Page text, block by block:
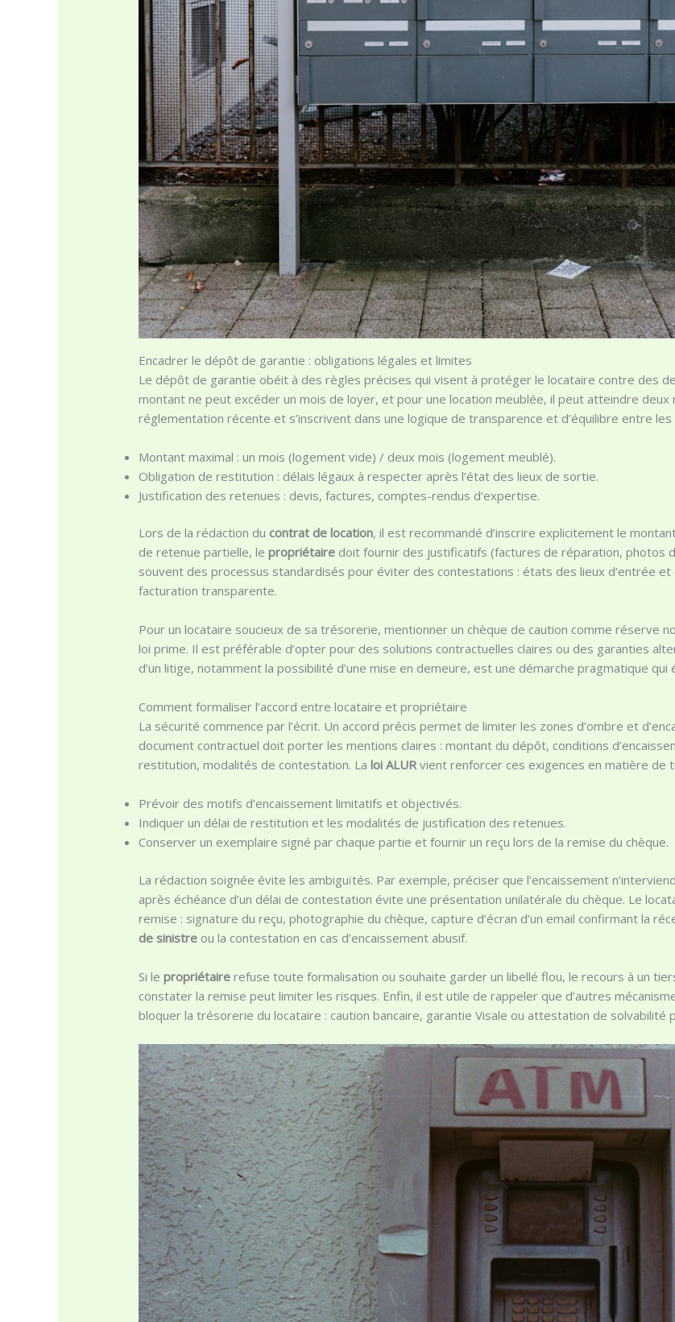
Encadrer le dépôt de garantie : obligations légales et limites
Le dépôt de garantie obéit à des règles précises qui visent à protéger le locataire contre des
montant ne peut excéder un mois de loyer, et pour une location meublée, il peut atteindre deux
réglementation récente et s’inscrivent dans une logique de transparence et d’équilibre entre
Montant maximal : un mois (logement vide) / deux mois (logement meublé).
Obligation de restitution : délais légaux à respecter après l’état des lieux de sortie.
Justification des retenues : devis, factures, comptes-rendus d’expertise.
Lors de la rédaction ducontrat de location, il est recommandé d’inscrire explicitement le
de retenue partielle, lepropriétaire doit fournir des justificatifs (factures de réparation, photos
souvent des processus standardisés pour éviter des contestations : états des lieux d’entrée
facturation transparente.
Pour un locataire soucieux de sa trésorerie, mentionner un chèque de caution comme réserve
loi prime. Il est préférable d’opter pour des solutions contractuelles claires ou des garanties
d’un litige, notamment la possibilité d’une mise en demeure, est une démarche pragmatique
Comment formaliser l’accord entre locataire et propriétaire
La sécurité commence par l’écrit. Un accord précis permet de limiter les zones d’ombre et
document contractuel doit porter les mentions claires : montant du dépôt, conditions
restitution, modalités de contestation. Laloi ALURvient renforcer ces exigences en matière de
Prévoir des motifs d’encaissement limitatifs et objectivés.
Indiquer un délai de restitution et les modalités de justification des retenues.
Conserver un exemplaire signé par chaque partie et fournir un reçu lors de la remise du chèque.
La rédaction soignée évite les ambiguïtés. Par exemple, préciser que l’encaissement
après échéance d’un délai de contestation évite une présentation unilatérale du chèque. Le
remise : signature du reçu, photographie du chèque, capture d’écran d’un email confirmant la
de sinistre ou la contestation en cas d’encaissement abusif.
Si lepropriétaire refuse toute formalisation ou souhaite garder un libellé flou, le recours à un
constater la remise peut limiter les risques. Enfin, il est utile de rappeler que d’autres
bloquer la trésorerie du locataire : caution bancaire, garantie Visale ou attestation de